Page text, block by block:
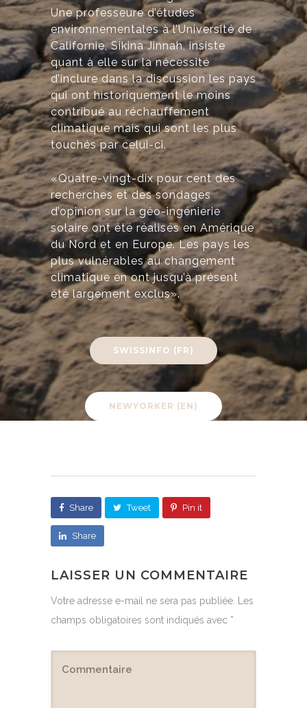
Une professeure d’études
environnementales à l’Université de
Californie, Sikina Jinnah, insiste
quant à elle sur la nécessité
d’inclure dans la discussion les pays
qui ont historiquement le moins
contribué au réchauffement
climatique mais qui sont les plus
touchés par celui-ci.
«Quatre-vingt-dix pour cent des
recherches et des sondages
d’opinion sur la géo-ingénierie
solaire ont été réalisés en Amérique
du Nord et en Europe. Les pays les
plus vulnérables au changement
climatique en ont jusqu’à présent
été largement exclus».
SWISSINFO (FR)
NEWYORKER (EN)
Share Tweet Pin it
Share
LAISSER UN COMMENTAIRE
Votre adresse e-mail ne sera pas publiée.
Les
champs obligatoires sont indiqués avec *